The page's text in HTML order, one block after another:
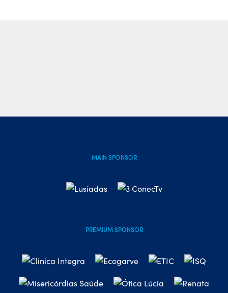
MAIN SPONSOR
PREMIUM SPONSOR